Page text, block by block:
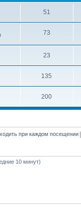
51
73
23
135
200
при каждом посещении
10 минут)